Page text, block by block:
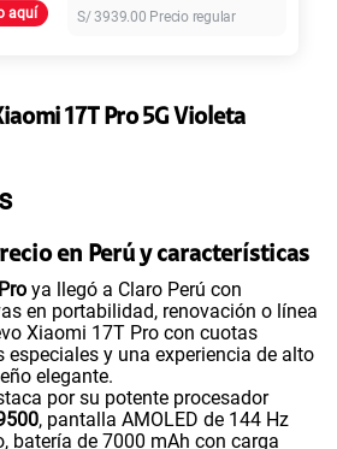
155 GBen alta velocidad
110GBen alta velocidad
109.90
175GBen alta velocidad
S/ 159.90
185GBen alta velocidad
S/ 189.90
aquí S/3939.00 Precio regular
17T Pro 5G Violeta
en Perú y características
ya llegó a Claro Perú con
en portabilidad, renovación o línea
Xiaomi 17T Pro con cuotas
especiales y una experiencia de alto
elegante.
por su potente procesador
, pantalla AMOLED de 144 Hz
batería de 7000 mAh con carga